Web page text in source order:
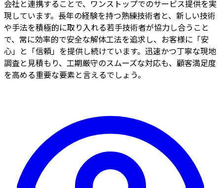
会社と連携することで、ワンストップでのサービス提供を実
現しています。長年の経験を持つ熟練技術者と、新しい技術
や手法を積極的に取り入れる若手技術者が協力し合うこと
で、常に効率的で安全な解体工法を追求し、お客様に「安
心」と「信頼」を提供し続けています。迅速かつ丁寧な現地
調査と見積もり、工期厳守のスムーズな対応も、顧客満足度
を高める重要な要素と言えるでしょう。